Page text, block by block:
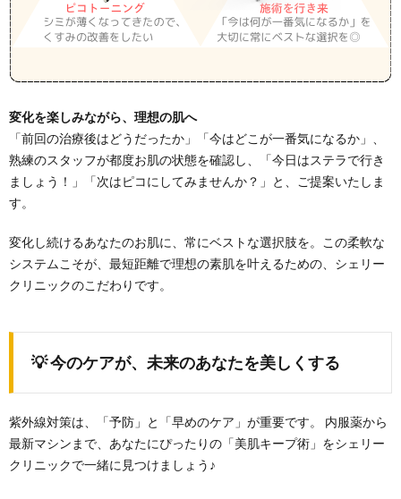
変化を楽しみながら、理想の肌へ
「前回の治療後はどうだったか」「今はどこが一番気になるか」、
熟練のスタッフが都度お肌の状態を確認し、「今日はステラで行き
ましょう！」「次はピコにしてみませんか？」と、ご提案いたしま
す。
変化し続けるあなたのお肌に、常にベストな選択肢を。この柔軟な
システムこそが、最短距離で理想の素肌を叶えるための、シェリー
クリニックのこだわりです。
💡 今のケアが、未来のあなたを美しくする
紫外線対策は、「予防」と「早めのケア」が重要です。 内服薬から
最新マシンまで、あなたにぴったりの「美肌キープ術」をシェリー
クリニックで一緒に見つけましょう♪